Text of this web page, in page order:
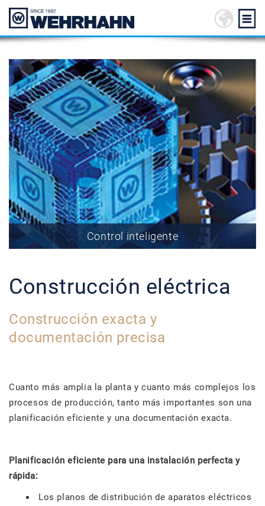
Control inteligente
Construcción eléctrica
Construcción exacta y
documentación precisa
Cuanto más amplia la planta y cuanto más complejos los
procesos de producción, tanto más importantes son una
planificación eficiente y una documentación exacta.
Planificación eficiente para una instalación perfecta y
rápida:
Los planos de distribución de aparatos eléctricos